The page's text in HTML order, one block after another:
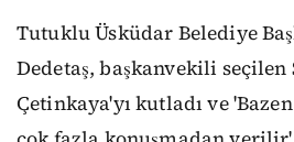
Tutuklu Üsküdar Belediye
Dedetaş, başkanvekili seçilen
Çetinkaya'yı kutladı ve